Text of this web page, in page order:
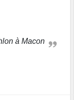
à Macon